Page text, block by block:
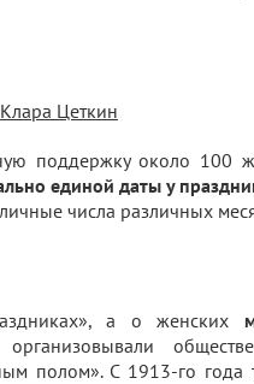
Клара Цеткин
поддержку около 100
единой даты у
числа различных
а о женских
полом». С 1913-го года